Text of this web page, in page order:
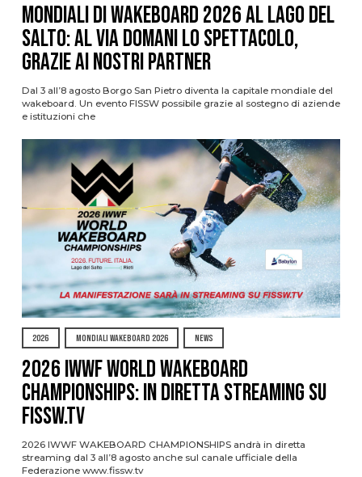
Mondiali di Wakeboard 2026 al Lago del
Salto: al via domani lo spettacolo,
grazie ai nostri Partner
Dal 3 all’8 agosto Borgo San Pietro diventa la capitale mondiale del
wakeboard. Un evento FISSW possibile grazie al sostegno di aziende
e istituzioni che
2026 MONDIALI WAKEBOARD 2026 NEWS
2026 IWWF WORLD WAKEBOARD
CHAMPIONSHIPS: IN DIRETTA STREAMING SU
FISSW.TV
2026 IWWF WAKEBOARD CHAMPIONSHIPS andrà in diretta
streaming dal 3 all’8 agosto anche sul canale ufficiale della
Federazione www.fissw.tv